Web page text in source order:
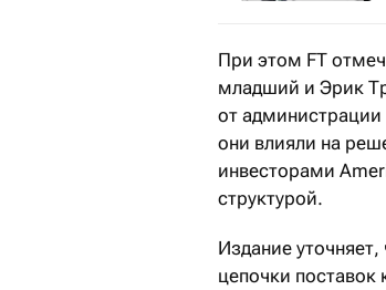
При этом FT
младший и Эрик
от администрации
они влияли на
инвесторами
структурой.
Издание
цепочки